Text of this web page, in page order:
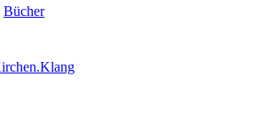
Bücher